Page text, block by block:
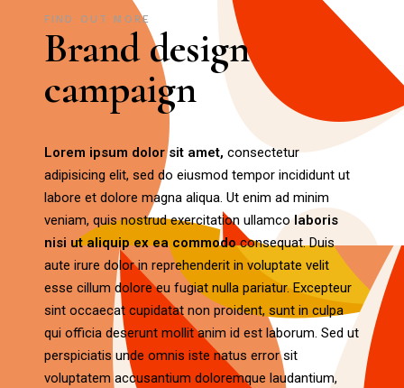
FIND OUT MORE
Brand design
campaign
Lorem ipsum dolor sit amet, consectetur
adipisicing elit, sed do eiusmod tempor incididunt ut
labore et dolore magna aliqua. Ut enim ad minim
veniam, quis nostrud exercitation ullamcolaboris
nisi ut aliquip ex ea commodoconsequat. Duis
aute irure dolor in reprehenderit in voluptate velit
esse cillum dolore eu fugiat nulla pariatur. Excepteur
sint occaecat cupidatat non proident, sunt in culpa
qui officia deserunt mollit anim id est laborum. Sed ut
perspiciatis unde omnis iste natus error sit
voluptatem accusantium doloremque laudantium,